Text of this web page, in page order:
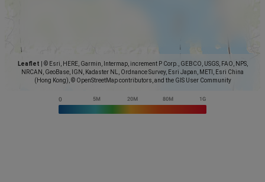
Leaflet
© Esri, HERE, Garmin, Intermap, increment P Corp., GEBCO, USGS, FAO, NPS,
NRCAN, GeoBase, IGN, Kadaster NL, Ordnance Survey, Esri Japan, METI, Esri China
(Hong Kong), © OpenStreetMap contributors, and the GIS User Community